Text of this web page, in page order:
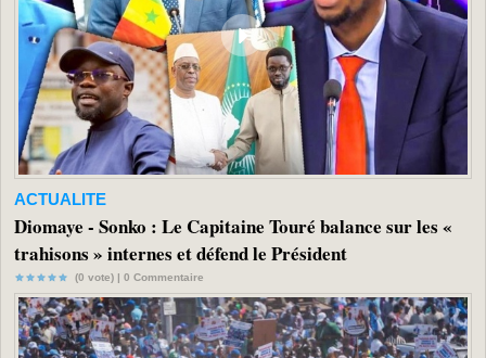
ACTUALITE
Diomaye - Sonko : Le Capitaine Touré balance sur les «
trahisons » internes et défend le Président
(0 vote) | 0 Commentaire